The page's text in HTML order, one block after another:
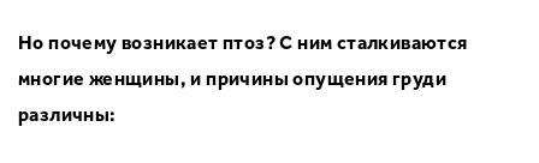
Но почему возникает птоз? С ним сталкиваются
многие женщины, и причины опущения груди
различны: